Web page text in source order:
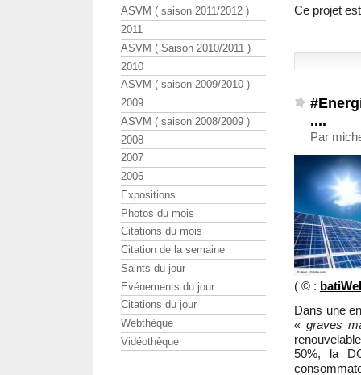
Ce projet
....
Par
( © :
Dans une
« graves
50%, la
ASVM ( saison 2011/2012 )
2011
ASVM ( Saison 2010/2011 )
2010
ASVM ( saison 2009/2010 )
2009
ASVM ( saison 2008/2009 )
2008
2007
2006
Expositions
Photos du mois
Citations du mois
Citation de la semaine
Saints du jour
Evénements du jour
Citations du jour
Webthèque
Vidéothèque